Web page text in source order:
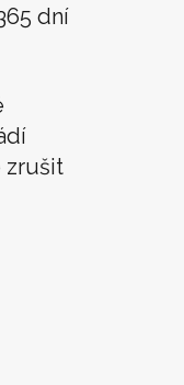
dní
zrušit